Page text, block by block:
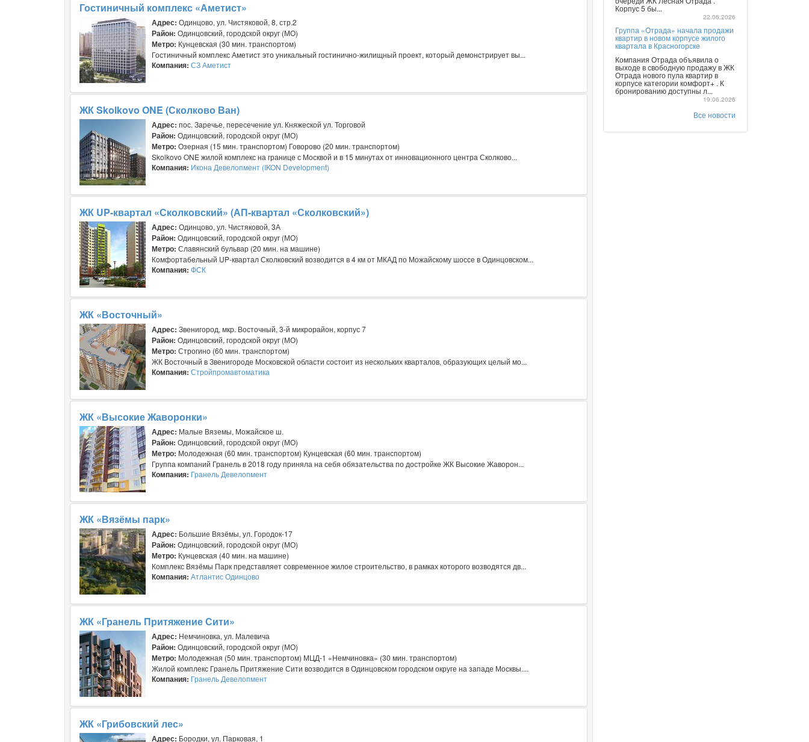
Гостиничный комплекс «Аметист»
Адрес: Одинцово, ул. Чистяковой, 8, стр.2
Район: Одинцовский, городской округ (МО)
Метро: Кунцевская (30 мин. транспортом)
Гостиничный комплекс Аметист это уникальный гостинично-жилищный проект, который демонстрирует вы...
Компания: СЗ Аметист
ЖК Skolkovo ONE (Сколково Ван)
Адрес: пос. Заречье, пересечение ул. Княжеской ул. Торговой
Район: Одинцовский, городской округ (МО)
Метро: Озерная (15 мин. транспортом) Говорово (20 мин. транспортом)
Skolkovo ONE жилой комплекс на границе с Москвой и в 15 минутах от инновационного центра Сколково...
Компания: Икона Девелопмент (IKON Development)
ЖК UP-квартал «Сколковский» (АП-квартал «Сколковский»)
Адрес: Одинцово, ул. Чистяковой, 3А
Район: Одинцовский, городской округ (МО)
Метро: Славянский бульвар (20 мин. на машине)
Комфортабельный UP-квартал Сколковский возводится в 4 км от МКАД по Можайскому шоссе в Одинцовском...
Компания: ФСК
ЖК «Восточный»
Адрес: Звенигород, мкр. Восточный, 3-й микрорайон, корпус 7
Район: Одинцовский, городской округ (МО)
Метро: Строгино (60 мин. транспортом)
ЖК Восточный в Звенигороде Московской области состоит из нескольких кварталов, образующих целый мо...
Компания: Стройпромавтоматика
ЖК «Высокие Жаворонки»
Адрес: Малые Вяземы, Можайское ш.
Район: Одинцовский, городской округ (МО)
Метро: Молодежная (60 мин. транспортом) Кунцевская (60 мин. транспортом)
Группа компаний Гранель в 2018 году приняла на себя обязательства по достройке ЖК Высокие Жаворон...
Компания: Гранель Девелопмент
ЖК «Вязёмы парк»
Адрес: Большие Вязёмы, ул. Городок-17
Район: Одинцовский, городской округ (МО)
Метро: Кунцевская (40 мин. на машине)
Комплекс Вязёмы Парк представляет современное жилое строительство, в рамках которого возводятся дв...
Компания: Атлантис Одинцово
ЖК «Гранель Притяжение Сити»
Адрес: Немчиновка, ул. Малевича
Район: Одинцовский, городской округ (МО)
Метро: Молодежная (50 мин. транспортом) МЦД-1 «Немчиновка» (30 мин. транспортом)
Жилой комплекс Гранель Притяжение Сити возводится в Одинцовском городском округе на западе Москвы....
Компания: Гранель Девелопмент
ЖК «Грибовский лес»
Адрес: Бородки, ул. Парковая, 1
Корпус 5 бы...
22.06.2026
Группа «Отрада» начала продажи
квартир в новом корпусе жилого
квартала в Красногорске
Компания Отрада объявила о
выходе в свободную продажу в ЖК
Отрада нового пула квартир в
корпусе категории комфорт+ . К
бронированию доступны л...
19.06.2026
Все новости